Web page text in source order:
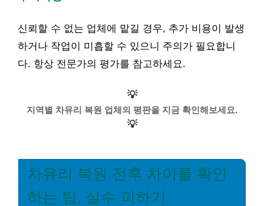
신뢰할 수 없는 업체에 맡길 경우, 추가 비용이 발생
하거나 작업이 미흡할 수 있으니 주의가 필요합니
다. 항상 전문가의 평가를 참고하세요.
💡
지역별 차유리 복원 업체의 평판을 지금 확인해보세요.
💡
차유리 복원 전후 차이를 확인
하는 팁, 실수 피하기